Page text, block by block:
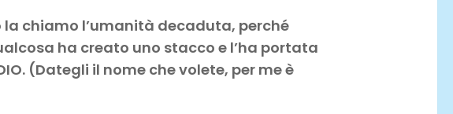
chiamo l’umanità decaduta, perché
ha creato uno stacco e l’ha portata
(Dategli il nome che volete, per me è